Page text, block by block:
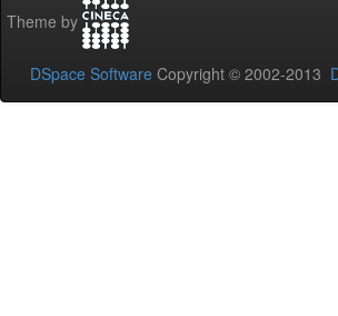
Theme by
DSpace Software Copyright © 2002-2013